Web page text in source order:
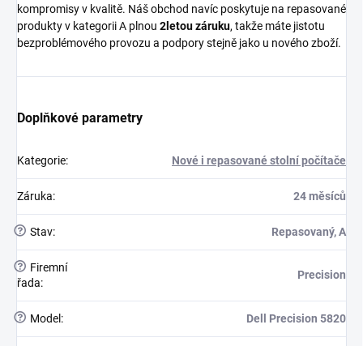
kompromisy v kvalitě. Náš obchod navíc poskytuje na repasované
produkty v kategorii A plnou 2letou záruku, takže máte jistotu
bezproblémového provozu a podpory stejně jako u nového zboží.
Doplňkové parametry
Kategorie: Nové i repasované stolní počítače
Záruka: 24 měsíců
? Stav: Repasovaný, A
?
Firemní
řada:
Precision
? Model : Dell Precision 5820